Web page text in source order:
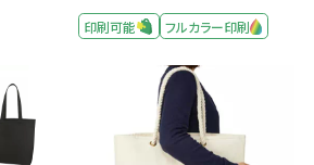
印刷可能
フルカラー印刷